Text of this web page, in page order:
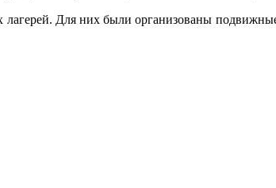
Для них были организованы